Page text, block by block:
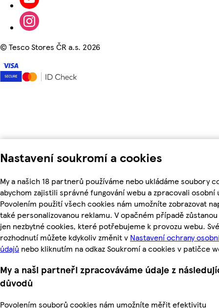
Nastavení soukromí a cookies
My a našich 18 partnerů používáme nebo ukládáme soubory
abychom zajistili správné fungování webu a zpracovali osobní
Povolením použití všech cookies nám umožníte zobrazovat
také personalizovanou reklamu. V opačném případě
jen nezbytné cookies, které potřebujeme k provozu webu. Své
rozhodnutí můžete kdykoliv změnit v Nastavení ochrany
údajů nebo kliknutím na odkaz Soukromí a cookies v patičce
My a naši partneři zpracováváme údaje z
důvodů
Povolením souborů cookies nám umožníte měřit efektivitu
©Tesco Stores ČR a.s. 2026